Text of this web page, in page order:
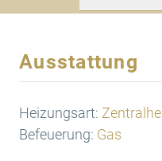
Ausstattung
Heizungsart:
Befeuerung: Gas